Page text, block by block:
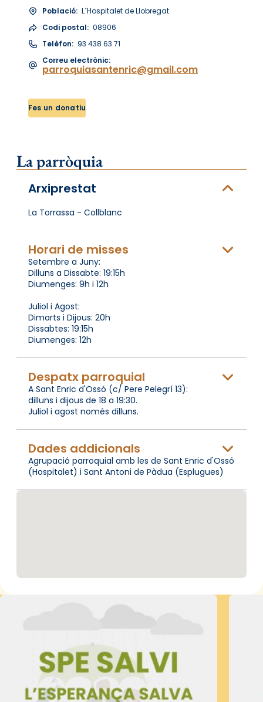
Població: L´Hospitalet de Llobregat
Codi postal: 08906
Telèfon: 93 438 63 71
Correu electrònic:
parroquiasantenric@gmail.com
Fes un donatiu
La parròquia
Arxiprestat
La Torrassa - Collblanc
Horari de misses
Setembre a Juny:
Dilluns a Dissabte: 19:15h
Diumenges: 9h i 12h
Juliol i Agost:
Dimarts i Dijous: 20h
Dissabtes: 19:15h
Diumenges: 12h
Despatx parroquial
A Sant Enric d'Ossó (c/ Pere Pelegrí 13):
dilluns i dijous de 18 a 19:30.
Juliol i agost només dilluns.
Dades addicionals
Agrupació parroquial amb les de Sant Enric d'Ossó
(Hospitalet) i Sant Antoni de Pàdua (Esplugues)